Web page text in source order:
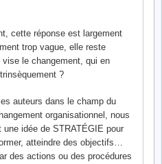
cette réponse est largement
trop vague, elle reste
le changement, qui en
?
auteurs dans le champ du
organisationnel, nous
idée de STRATÉGIE pour
atteindre des objectifs…
des actions ou des procédures